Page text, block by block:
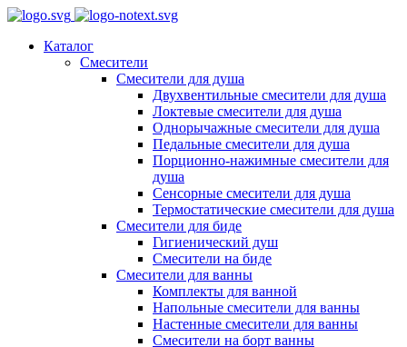
Каталог
Смесители
Смесители для душа
Двухвентильные смесители для душа
Локтевые смесители для душа
Однорычажные смесители для душа
Педальные смесители для душа
Порционно-нажимные смесители для
душа
Сенсорные смесители для душа
Термостатические смесители для душа
Смесители для биде
Гигиенический душ
Смесители на биде
Смесители для ванны
Комплекты для ванной
Напольные смесители для ванны
Настенные смесители для ванны
Смесители на борт ванны